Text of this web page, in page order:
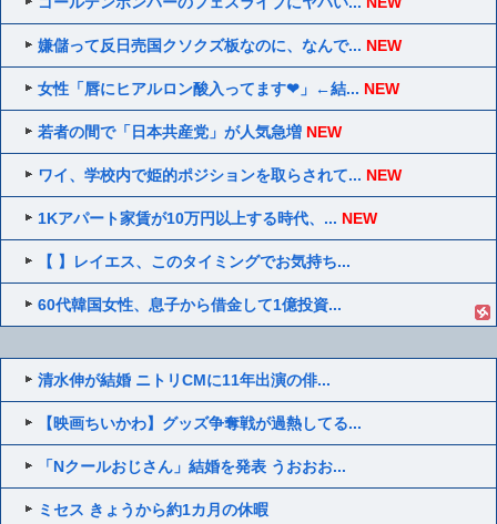
嫌儲って反日売国クソクズ板なのに、なんで... NEW
女性「唇にヒアルロン酸入ってます❤」←結... NEW
若者の間で「日本共産党」が人気急増 NEW
ワイ、学校内で姫的ポジションを取らされて... NEW
1Kアパート家賃が10万円以上する時代、... NEW
【 】レイエス、このタイミングでお気持ち...
60代韓国女性、息子から借金して1億投資...
清水伸が結婚 ニトリCMに11年出演の俳...
【映画ちいかわ】グッズ争奪戦が過熱してる...
「Nクールおじさん」結婚を発表 うおおお...
ミセス きょうから約1カ月の休暇